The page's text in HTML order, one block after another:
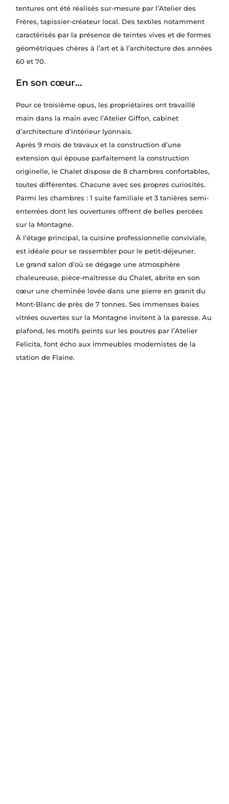
tentures ont été réalisés sur-mesure par l’Atelier des
Frères, tapissier-créateur local. Des textiles notamment
caractérisés par la présence de teintes vives et de formes
géométriques chères à l’art et à l’architecture des années
60 et 70.
En son cœur…
Pour ce troisième opus, les propriétaires ont travaillé
main dans la main avec l’Atelier Giffon, cabinet
d’architecture d’intérieur lyonnais.
Après 9 mois de travaux et la construction d’une
extension qui épouse parfaitement la construction
originelle, le Chalet dispose de 8 chambres confortables,
toutes différentes. Chacune avec ses propres curiosités.
Parmi les chambres : 1 suite familiale et 3 tanières semi-
enterrées dont les ouvertures offrent de belles percées
sur la Montagne.
À l’étage principal, la cuisine professionnelle conviviale,
est idéale pour se rassembler pour le petit-déjeuner.
Le grand salon d’où se dégage une atmosphère
chaleureuse, pièce-maîtresse du Chalet, abrite en son
cœur une cheminée lovée dans une pierre en granit du
Mont-Blanc de près de 7 tonnes. Ses immenses baies
vitrées ouvertes sur la Montagne invitent à la paresse. Au
plafond, les motifs peints sur les poutres par l’Atelier
Felicita, font écho aux immeubles modernistes de la
station de Flaine.